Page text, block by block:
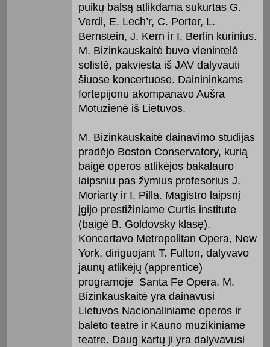
puikų balsą atlikdama sukurtas G.
Verdi, E. Lech’r, C. Porter, L.
Bernstein, J. Kern ir I. Berlin kūrinius.
M. Bizinkauskaitė buvo vienintelė
solistė, pakviesta iš JAV dalyvauti
šiuose koncertuose. Dainininkams
fortepijonu akompanavo Aušra
Motuzienė iš Lietuvos.
M. Bizinkauskaitė dainavimo studijas
pradėjo Boston Conservatory, kurią
baigė operos atlikėjos bakalauro
laipsniu pas žymius profesorius J.
Moriarty ir I. Pilla. Magistro laipsnį
įgijo prestižiniame Curtis institute
(baigė B. Goldovsky klasę).
Koncertavo Metropolitan Opera, New
York, diriguojant T. Fulton, dalyvavo
jaunų atlikėjų (apprentice)
programoje Santa Fe Opera. M.
Bizinkauskaitė yra dainavusi
Lietuvos Nacionaliniame operos ir
baleto teatre ir Kauno muzikiniame
teatre. Daug kartų ji yra dalyvavusi